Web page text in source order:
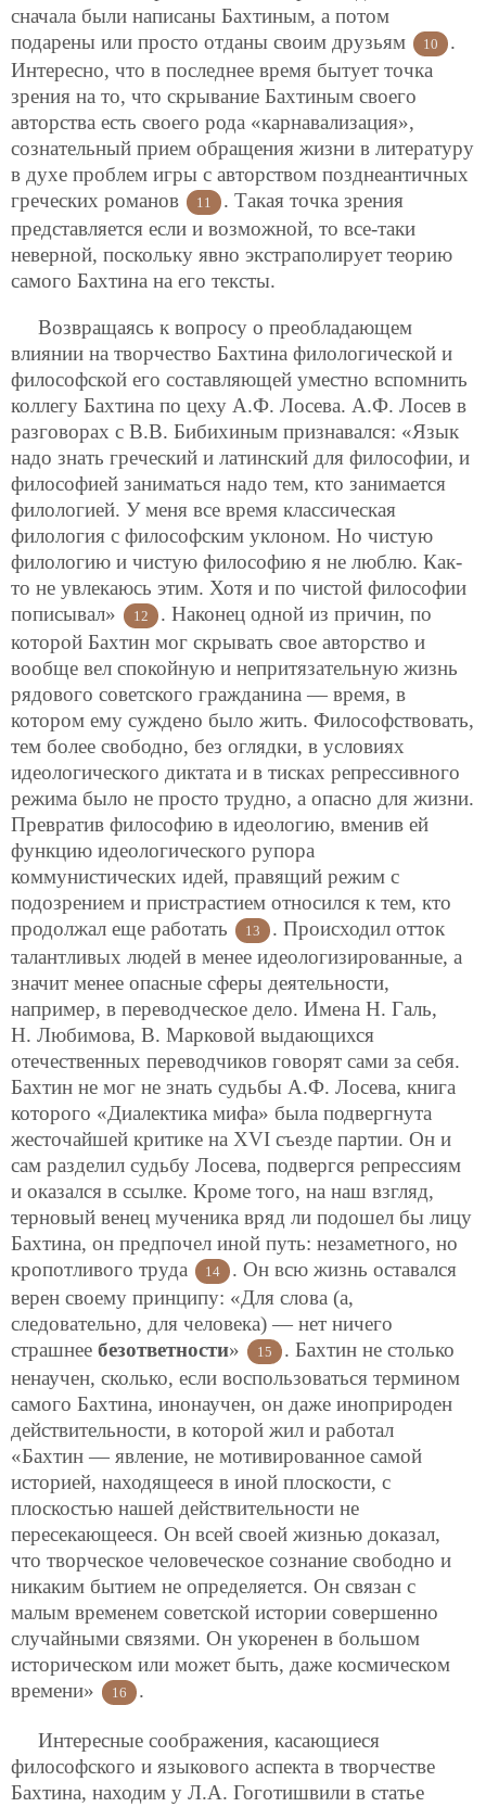
сначала были написаны Бахтиным, а потом
подарены или просто отданы своим друзьям
10
.
Интересно, что в последнее время бытует точка
зрения на то, что скрывание Бахтиным своего
авторства есть своего рода «карнавализация»,
сознательный прием обращения жизни в литературу
в духе проблем игры с авторством позднеантичных
греческих романов
11
. Такая точка зрения
представляется если и возможной, то все-таки
неверной, поскольку явно экстраполирует теорию
самого Бахтина на его тексты.
Возвращаясь к вопросу о преобладающем
влиянии на творчество Бахтина филологической и
философской его составляющей уместно вспомнить
коллегу Бахтина по цеху А.Ф. Лосева. А.Ф. Лосев в
разговорах с В.В. Бибихиным признавался: «Язык
надо знать греческий и латинский для философии, и
философией заниматься надо тем, кто занимается
филологией. У меня все время классическая
филология с философским уклоном. Но чистую
филологию и чистую философию я не люблю. Как-
то не увлекаюсь этим. Хотя и по чистой философии
пописывал»
12
. Наконец одной из причин, по
которой Бахтин мог скрывать свое авторство и
вообще вел спокойную и непритязательную жизнь
рядового советского гражданина — время, в
котором ему суждено было жить. Философствовать,
тем более свободно, без оглядки, в условиях
идеологического диктата и в тисках репрессивного
режима было не просто трудно, а опасно для жизни.
Превратив философию в идеологию, вменив ей
функцию идеологического рупора
коммунистических идей, правящий режим с
подозрением и пристрастием относился к тем, кто
продолжал еще работать
13
. Происходил отток
талантливых людей в менее идеологизированные, а
значит менее опасные сферы деятельности,
например, в переводческое дело. Имена Н. Галь,
Н. Любимова, В. Марковой выдающихся
отечественных переводчиков говорят сами за себя.
Бахтин не мог не знать судьбы А.Ф. Лосева, книга
которого «Диалектика мифа» была подвергнута
жесточайшей критике на XVI съезде партии. Он и
сам разделил судьбу Лосева, подвергся репрессиям
и оказался в ссылке. Кроме того, на наш взгляд,
терновый венец мученика вряд ли подошел бы лицу
Бахтина, он предпочел иной путь: незаметного, но
кропотливого труда
14
. Он всю жизнь оставался
верен своему принципу: «Для слова (а,
следовательно, для человека) — нет ничего
страшнее безответности» 15
. Бахтин не столько
ненаучен, сколько, если воспользоваться термином
самого Бахтина, инонаучен, он даже иноприроден
действительности, в которой жил и работал
«Бахтин — явление, не мотивированное самой
историей, находящееся в иной плоскости, с
плоскостью нашей действительности не
пересекающееся. Он всей своей жизнью доказал,
что творческое человеческое сознание свободно и
никаким бытием не определяется. Он связан с
малым временем советской истории совершенно
случайными связями. Он укоренен в большом
историческом или может быть, даже космическом
времени»
16 .
Интересные соображения, касающиеся
философского и языкового аспекта в творчестве
Бахтина, находим у Л.А. Гоготишвили в статье